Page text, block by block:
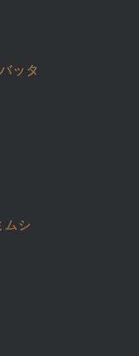
ッタ
ムシ